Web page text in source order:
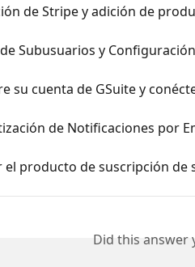
de Stripe y adición de
Subusuarios y
su cuenta de GSuite y
de Notificaciones por
el producto de suscripción de
Did this answer